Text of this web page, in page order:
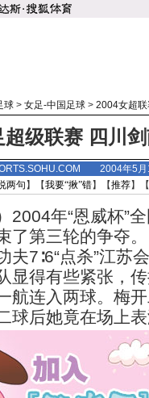
球 > 女足-中国足球 > 2004女超联
超级联赛 四川
2004年5
两句 】【我要“揪”错】【推荐】
年“恩威杯”全
了第三轮的争夺
夫7∶6“点杀”江苏
得有些紧张，传
航连入两球。梅
球后她竟在场上